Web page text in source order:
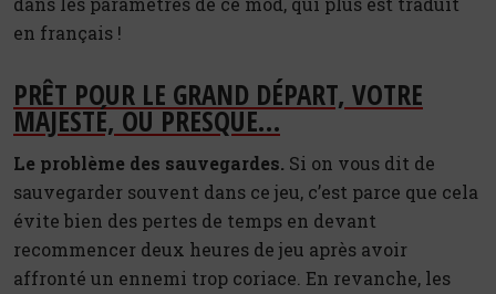
en français !
PRÊT POUR LE GRAND DÉPART, VOTRE
MAJESTÉ, OU PRESQUE…
Le problème des sauvegardes. Si on vous dit de
sauvegarder souvent dans ce jeu, c’est parce que cela
évite bien des pertes de temps en devant
recommencer deux heures de jeu après avoir
affronté un ennemi trop coriace. En revanche, les